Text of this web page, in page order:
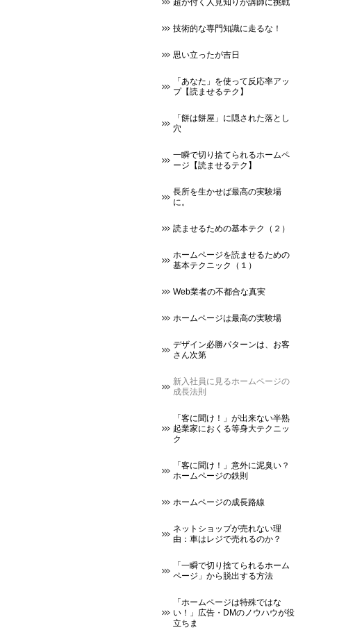
超が付く人見知りが講師に挑戦
技術的な専門知識に走るな！
思い立ったが吉日
「あなた」を使って反応率アッ
プ【読ませるテク】
「餅は餅屋」に隠された落とし
穴
一瞬で切り捨てられるホームペ
ージ【読ませるテク】
長所を生かせば最高の実験場
に。
読ませるための基本テク（２）
ホームページを読ませるための
基本テクニック（１）
Web業者の不都合な真実
ホームページは最高の実験場
デザイン必勝パターンは、お客
さん次第
新入社員に見るホームページの
成長法則
「客に聞け！」が出来ない半熟
起業家におくる等身大テクニッ
ク
「客に聞け！」意外に泥臭い？
ホームページの鉄則
ホームページの成長路線
ネットショップが売れない理
由：車はレジで売れるのか？
「一瞬で切り捨てられるホーム
ページ」から脱出する方法
「ホームページは特殊ではな
い！」広告・DMのノウハウが役
立ちま